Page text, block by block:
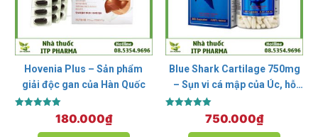
Hovenia Plus – Sản phẩm
giải độc gan của Hàn Quốc
Được xếp
5.00
180.000₫
Blue Shark Cartilage 750mg
– Sụn vi cá mập của Úc, hỗ
trợ điều trị xương khớp
Được xếp
5.00
750.000₫